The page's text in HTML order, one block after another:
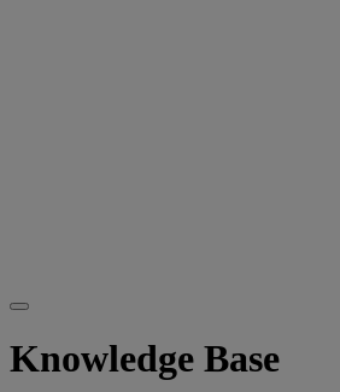
Knowledge Base